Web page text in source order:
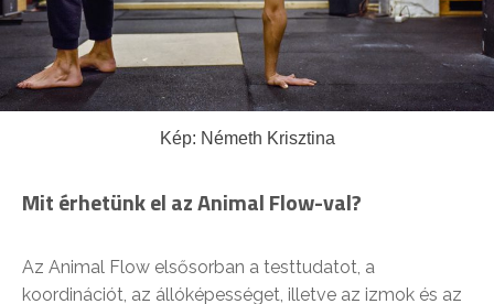
Kép: Németh Krisztina
Mit érhetünk el az Animal Flow-val?
Az Animal Flow elsősorban a testtudatot, a
koordinációt, az állóképességet, illetve az izmok és az